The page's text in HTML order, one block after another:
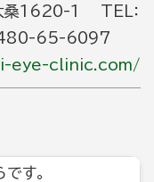
桑1620-1 TEL：
65-6097
eye-clinic.com/
す。